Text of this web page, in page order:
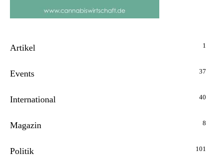
Artikel 1
Events 37
International 40
Magazin 8
Politik 101